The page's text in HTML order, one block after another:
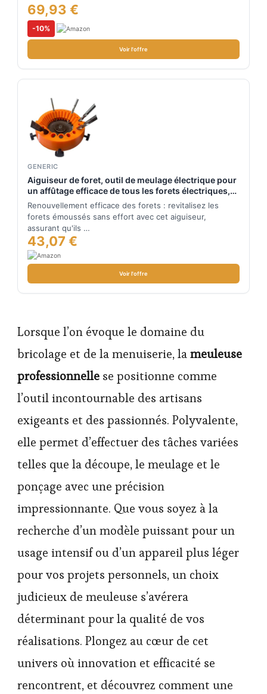
69,93 €
-10%
Voir l'offre
GENERIC
Aiguiseur de foret, outil de meulage électrique pour
un affûtage efficace de tous les forets électriques,
meuleuse professionnelle pour une meilleure
performance
Renouvellement efficace des forets : revitalisez les
forets émoussés sans effort avec cet aiguiseur,
assurant qu'ils …
43,07 €
Voir l'offre
Lorsque l’on évoque le domaine du
bricolage et de la menuiserie, lameuleuse
professionnelle se positionne comme
l’outil incontournable des artisans
exigeants et des passionnés. Polyvalente,
elle permet d’effectuer des tâches variées
telles que la découpe, le meulage et le
ponçage avec une précision
impressionnante. Que vous soyez à la
recherche d’un modèle puissant pour un
usage intensif ou d’un appareil plus léger
pour vos projets personnels, un choix
judicieux de meuleuse s’avérera
déterminant pour la qualité de vos
réalisations. Plongez au cœur de cet
univers où innovation et efficacité se
rencontrent, et découvrez comment une